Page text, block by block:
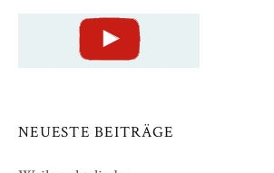
NEUESTE BEITRÄGE